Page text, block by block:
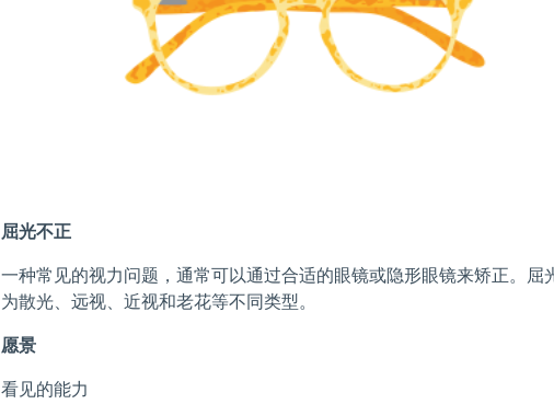
屈光不正
一种常见的视力问题，通常可以通过合适的眼镜或隐形眼镜来矫正。屈
为散光、远视、近视和老花等不同类型。
愿景
看见的能力